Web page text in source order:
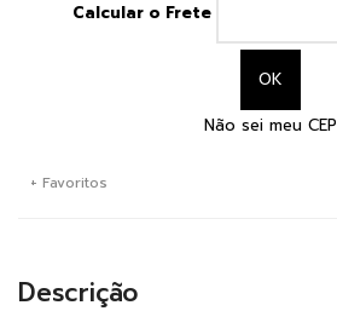
Calcular o Frete
Não sei meu CEP
+ Favoritos
Descrição